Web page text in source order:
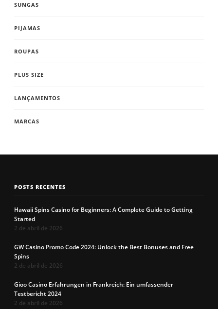
SUNGAS
PIJAMAS
ROUPAS
PLUS SIZE
LANÇAMENTOS
MARCAS
POSTS RECENTES
Hawaii Spins Casino for Beginners: A Complete Guide to Getting
Started
2 de abril de 2026
GW Casino Promo Code 2024: Unlock the Best Bonuses and Free
Spins
2 de abril de 2026
Gioo Casino Erfahrungen in Frankreich: Ein umfassender
Testbericht 2024
2 de abril de 2026